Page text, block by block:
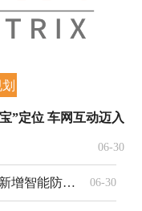
”定位 车网互动迈入规
06-30
腾势Z9GT推送上市首次OTA升级 新增智能防晕车等25项功能优化 06-30